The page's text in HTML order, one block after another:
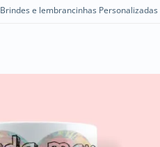
Brindes e lembrancinhas Personalizadas